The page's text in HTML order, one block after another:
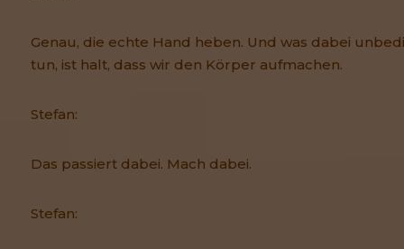
Genau, die echte Hand heben. Und was dabei
tun, ist halt, dass wir den Körper aufmachen.
Stefan:
Das passiert dabei. Mach dabei.
Stefan: